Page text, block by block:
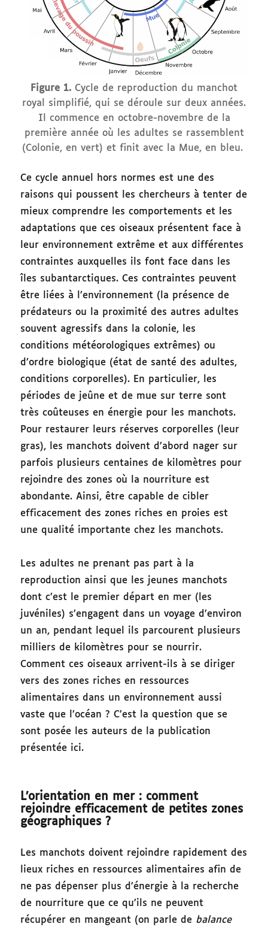
Figure 1. Cycle de reproduction du manchot
royal simplifié, qui se déroule sur deux années.
Il commence en octobre-novembre de la
première année où les adultes se rassemblent
(Colonie, en vert) et finit avec la Mue, en bleu.
Ce cycle annuel hors normes est une des
raisons qui poussent les chercheurs à tenter de
mieux comprendre les comportements et les
adaptations que ces oiseaux présentent face à
leur environnement extrême et aux différentes
contraintes auxquelles ils font face dans les
îles subantarctiques. Ces contraintes peuvent
être liées à l’environnement (la présence de
prédateurs ou la proximité des autres adultes
souvent agressifs dans la colonie, les
conditions météorologiques extrêmes) ou
d’ordre biologique (état de santé des adultes,
conditions corporelles). En particulier, les
périodes de jeûne et de mue sur terre sont
très coûteuses en énergie pour les manchots.
Pour restaurer leurs réserves corporelles (leur
gras), les manchots doivent d’abord nager sur
parfois plusieurs centaines de kilomètres pour
rejoindre des zones où la nourriture est
abondante. Ainsi, être capable de cibler
efficacement des zones riches en proies est
une qualité importante chez les manchots.
Les adultes ne prenant pas part à la
reproduction ainsi que les jeunes manchots
dont c’est le premier départ en mer (les
juvéniles) s’engagent dans un voyage d’environ
un an, pendant lequel ils parcourent plusieurs
milliers de kilomètres pour se nourrir.
Comment ces oiseaux arrivent-ils à se diriger
vers des zones riches en ressources
alimentaires dans un environnement aussi
vaste que l’océan ? C’est la question que se
sont posée les auteurs de la publication
présentée ici.
L’orientation en mer : comment
rejoindre efficacement de petites zones
géographiques ?
Les manchots doivent rejoindre rapidement des
lieux riches en ressources alimentaires afin de
ne pas dépenser plus d’énergie à la recherche
de nourriture que ce qu’ils ne peuvent
récupérer en mangeant (on parle de balance